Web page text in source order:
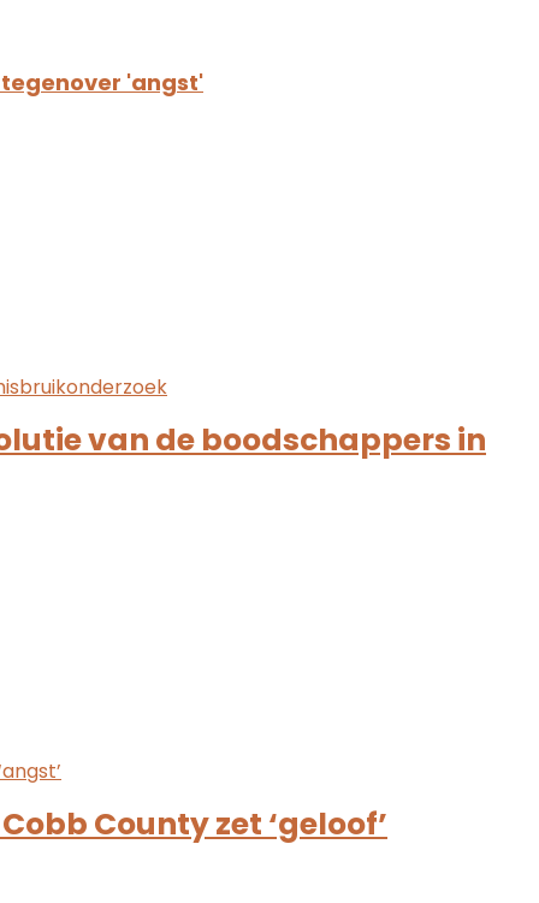
'angst'
van de boodschappers in
County zet ‘geloof’